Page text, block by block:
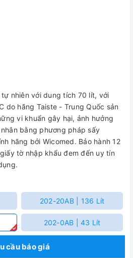
tự nhiên với dung tích 70 lít, với
do hãng Taiste - Trung Quốc sản
vi khuẩn gây hại, ảnh hưởng
bằng phương pháp sấy
hãng bởi Wicomed. Bảo hành 12
tờ nhập khẩu đem đến uy tín
202-20AB | 136 Lít
202-0AB | 43 Lít
cầu báo giá